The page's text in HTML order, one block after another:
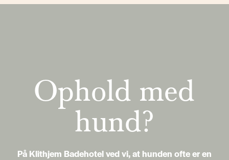
Ophold med
hund?
På Klithjem Badehotel ved vi, at hunden ofte er en